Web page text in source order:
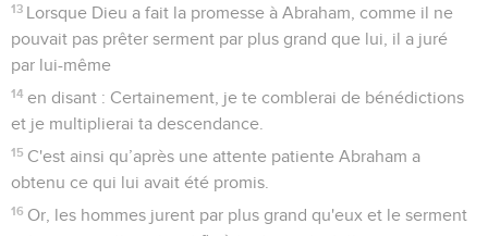
13 Lorsque Dieu a fait la promesse à Abraham, comme il ne
pouvait pas prêter serment par plus grand que lui, il a juré
par lui-même
14 en disant : Certainement, je te comblerai de bénédictions
et je multiplierai ta descendance.
15 C'est ainsi qu’après une attente patiente Abraham a
obtenu ce qui lui avait été promis.
16 Or, les hommes jurent par plus grand qu'eux et le serment